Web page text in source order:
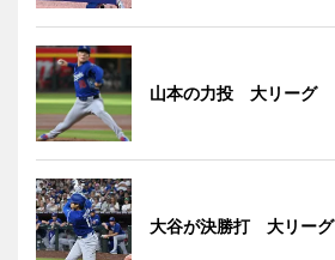
山本の力投 大リーグ
大谷が決勝打 大リーグ